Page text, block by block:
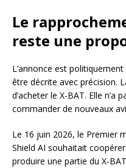
Le
reste une
L’annonce est
être décrite avec précision.
d’acheter le X-BAT. Elle n’a
commander de nouveaux
Le 16 juin 2026, le Premier
Shield AI souhaitait
produire une partie du X-